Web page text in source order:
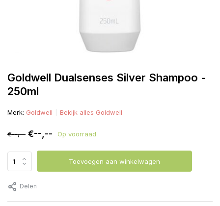
Goldwell Dualsenses Silver Shampoo -
250ml
Merk: Goldwell Bekijk alles Goldwell
€--,-- €--,-- Op voorraad
Toevoegen aan winkelwagen
Delen